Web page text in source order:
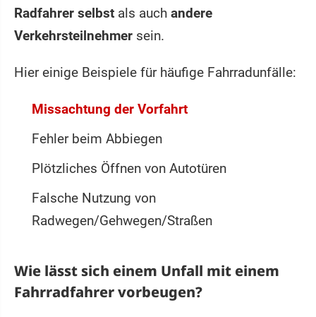
Radfahrer selbst als auch andere
Verkehrsteilnehmer sein.
Hier einige Beispiele für häufige Fahrradunfälle:
Missachtung der Vorfahrt
Fehler beim Abbiegen
Plötzliches Öffnen von Autotüren
Falsche Nutzung von
Radwegen/Gehwegen/Straßen
Wie lässt sich einem Unfall mit einem
Fahrradfahrer vorbeugen?